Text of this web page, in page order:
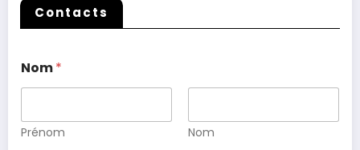
Contacts
Nom*
Prénom Nom